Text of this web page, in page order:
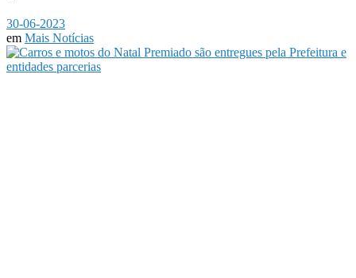
30-06-2023
em Mais Notícias